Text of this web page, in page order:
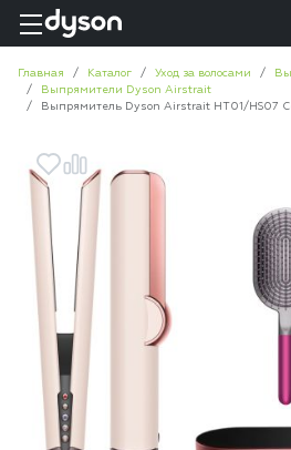
Главная Каталог Уход за волосами
Выпрямители Dyson Airstrait
Выпрямитель Dyson Airstrait HT01/HS07